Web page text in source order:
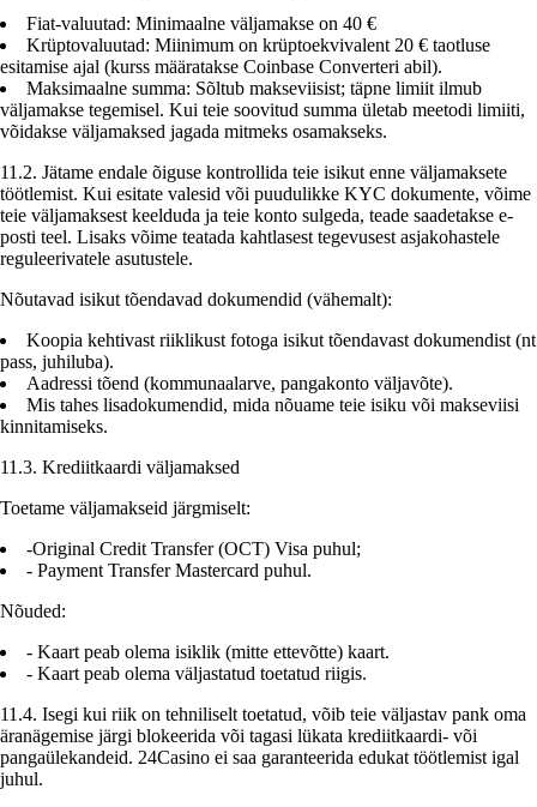
Fiat-valuutad: Minimaalne väljamakse on 40 €
Krüptovaluutad: Miinimum on krüptoekvivalent 20 € taotluse
esitamise ajal (kurss määratakse Coinbase Converteri abil).
Maksimaalne summa: Sõltub makseviisist; täpne limiit ilmub
väljamakse tegemisel. Kui teie soovitud summa ületab meetodi limiiti,
võidakse väljamaksed jagada mitmeks osamakseks.
11.2. Jätame endale õiguse kontrollida teie isikut enne väljamaksete
töötlemist. Kui esitate valesid või puudulikke KYC dokumente, võime
teie väljamaksest keelduda ja teie konto sulgeda, teade saadetakse e-
posti teel. Lisaks võime teatada kahtlasest tegevusest asjakohastele
reguleerivatele asutustele.
Nõutavad isikut tõendavad dokumendid (vähemalt):
Koopia kehtivast riiklikust fotoga isikut tõendavast dokumendist (nt
pass, juhiluba).
Aadressi tõend (kommunaalarve, pangakonto väljavõte).
Mis tahes lisadokumendid, mida nõuame teie isiku või makseviisi
kinnitamiseks.
11.3. Krediitkaardi väljamaksed
Toetame väljamakseid järgmiselt:
-Original Credit Transfer (OCT) Visa puhul;
- Payment Transfer Mastercard puhul.
Nõuded:
- Kaart peab olema isiklik (mitte ettevõtte) kaart.
- Kaart peab olema väljastatud toetatud riigis.
11.4. Isegi kui riik on tehniliselt toetatud, võib teie väljastav pank oma
äranägemise järgi blokeerida või tagasi lükata krediitkaardi- või
pangaülekandeid. 24Casino ei saa garanteerida edukat töötlemist igal
juhul.